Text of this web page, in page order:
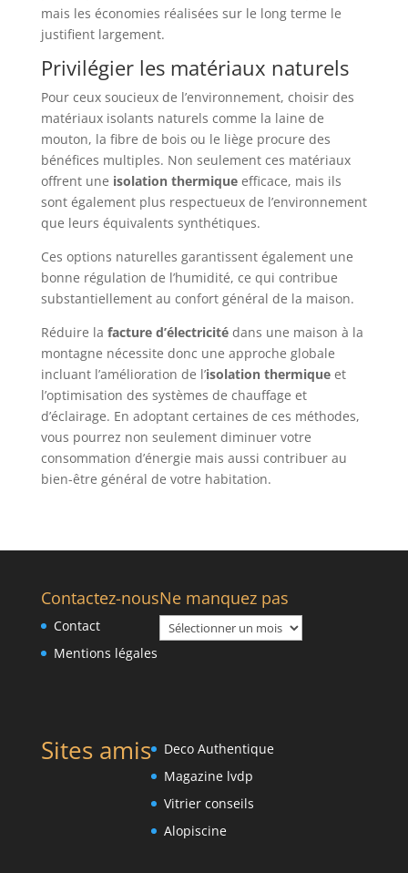
mais les économies réalisées sur le long terme le
justifient largement.
Privilégier les matériaux naturels
Pour ceux soucieux de l’environnement, choisir des
matériaux isolants naturels comme la laine de
mouton, la fibre de bois ou le liège procure des
bénéfices multiples. Non seulement ces matériaux
offrent une isolation thermiqueefficace, mais ils
sont également plus respectueux de l’environnement
que leurs équivalents synthétiques.
Ces options naturelles garantissent également une
bonne régulation de l’humidité, ce qui contribue
substantiellement au confort général de la maison.
Réduire la facture d’électricitédans une maison à la
montagne nécessite donc une approche globale
incluant l’amélioration de l’isolation thermiqueet
l’optimisation des systèmes de chauffage et
d’éclairage. En adoptant certaines de ces méthodes,
vous pourrez non seulement diminuer votre
consommation d’énergie mais aussi contribuer au
bien-être général de votre habitation.
Contactez-nous
Contact
Mentions légales
Ne manquez pas
Ne
manquez
Sites amis
Deco Authentique
Magazine lvdp
Vitrier conseils
Alopiscine